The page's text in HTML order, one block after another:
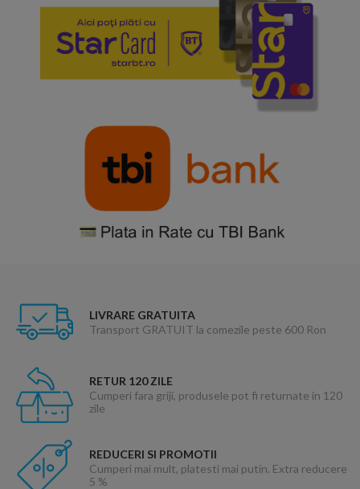
LIVRARE GRATUITA
Transport GRATUIT la comezile peste 600 Ron
RETUR 120 ZILE
Cumperi fara griji, produsele pot fi returnate in 120
zile
REDUCERI SI PROMOTII
Cumperi mai mult, platesti mai putin. Extra reducere
5 %